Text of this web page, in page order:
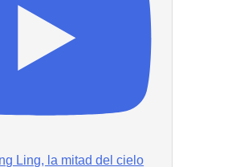
Ling, la mitad del cielo